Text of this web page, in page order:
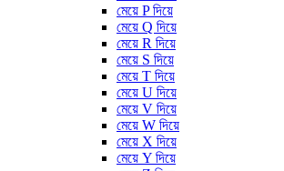
মেয়ে P দিয়ে
মেয়ে Q দিয়ে
মেয়ে R দিয়ে
মেয়ে S দিয়ে
মেয়ে T দিয়ে
মেয়ে U দিয়ে
মেয়ে V দিয়ে
মেয়ে W দিয়ে
মেয়ে X দিয়ে
মেয়ে Y দিয়ে